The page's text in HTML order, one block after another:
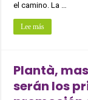
el camino. La …
Lee más
Plantà,
serán los